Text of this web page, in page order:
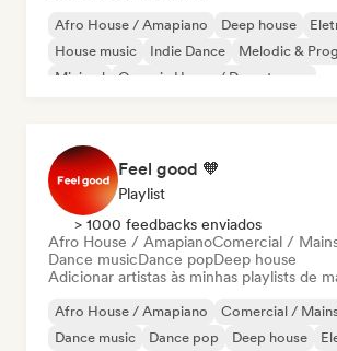
Afro House / Amapiano Deep house
House music
Indie Dance
Melodic &
Minimal
Organic House / Downtempo
Feel good 🧡
Playlist
> 1000 feedbacks enviados
Afro House / AmapianoComercial /
Dance musicDance popDeep house
Adicionar artistas às minhas playlists de
Afro House / Amapiano
Comercial /
Dance music
Dance pop Deep house